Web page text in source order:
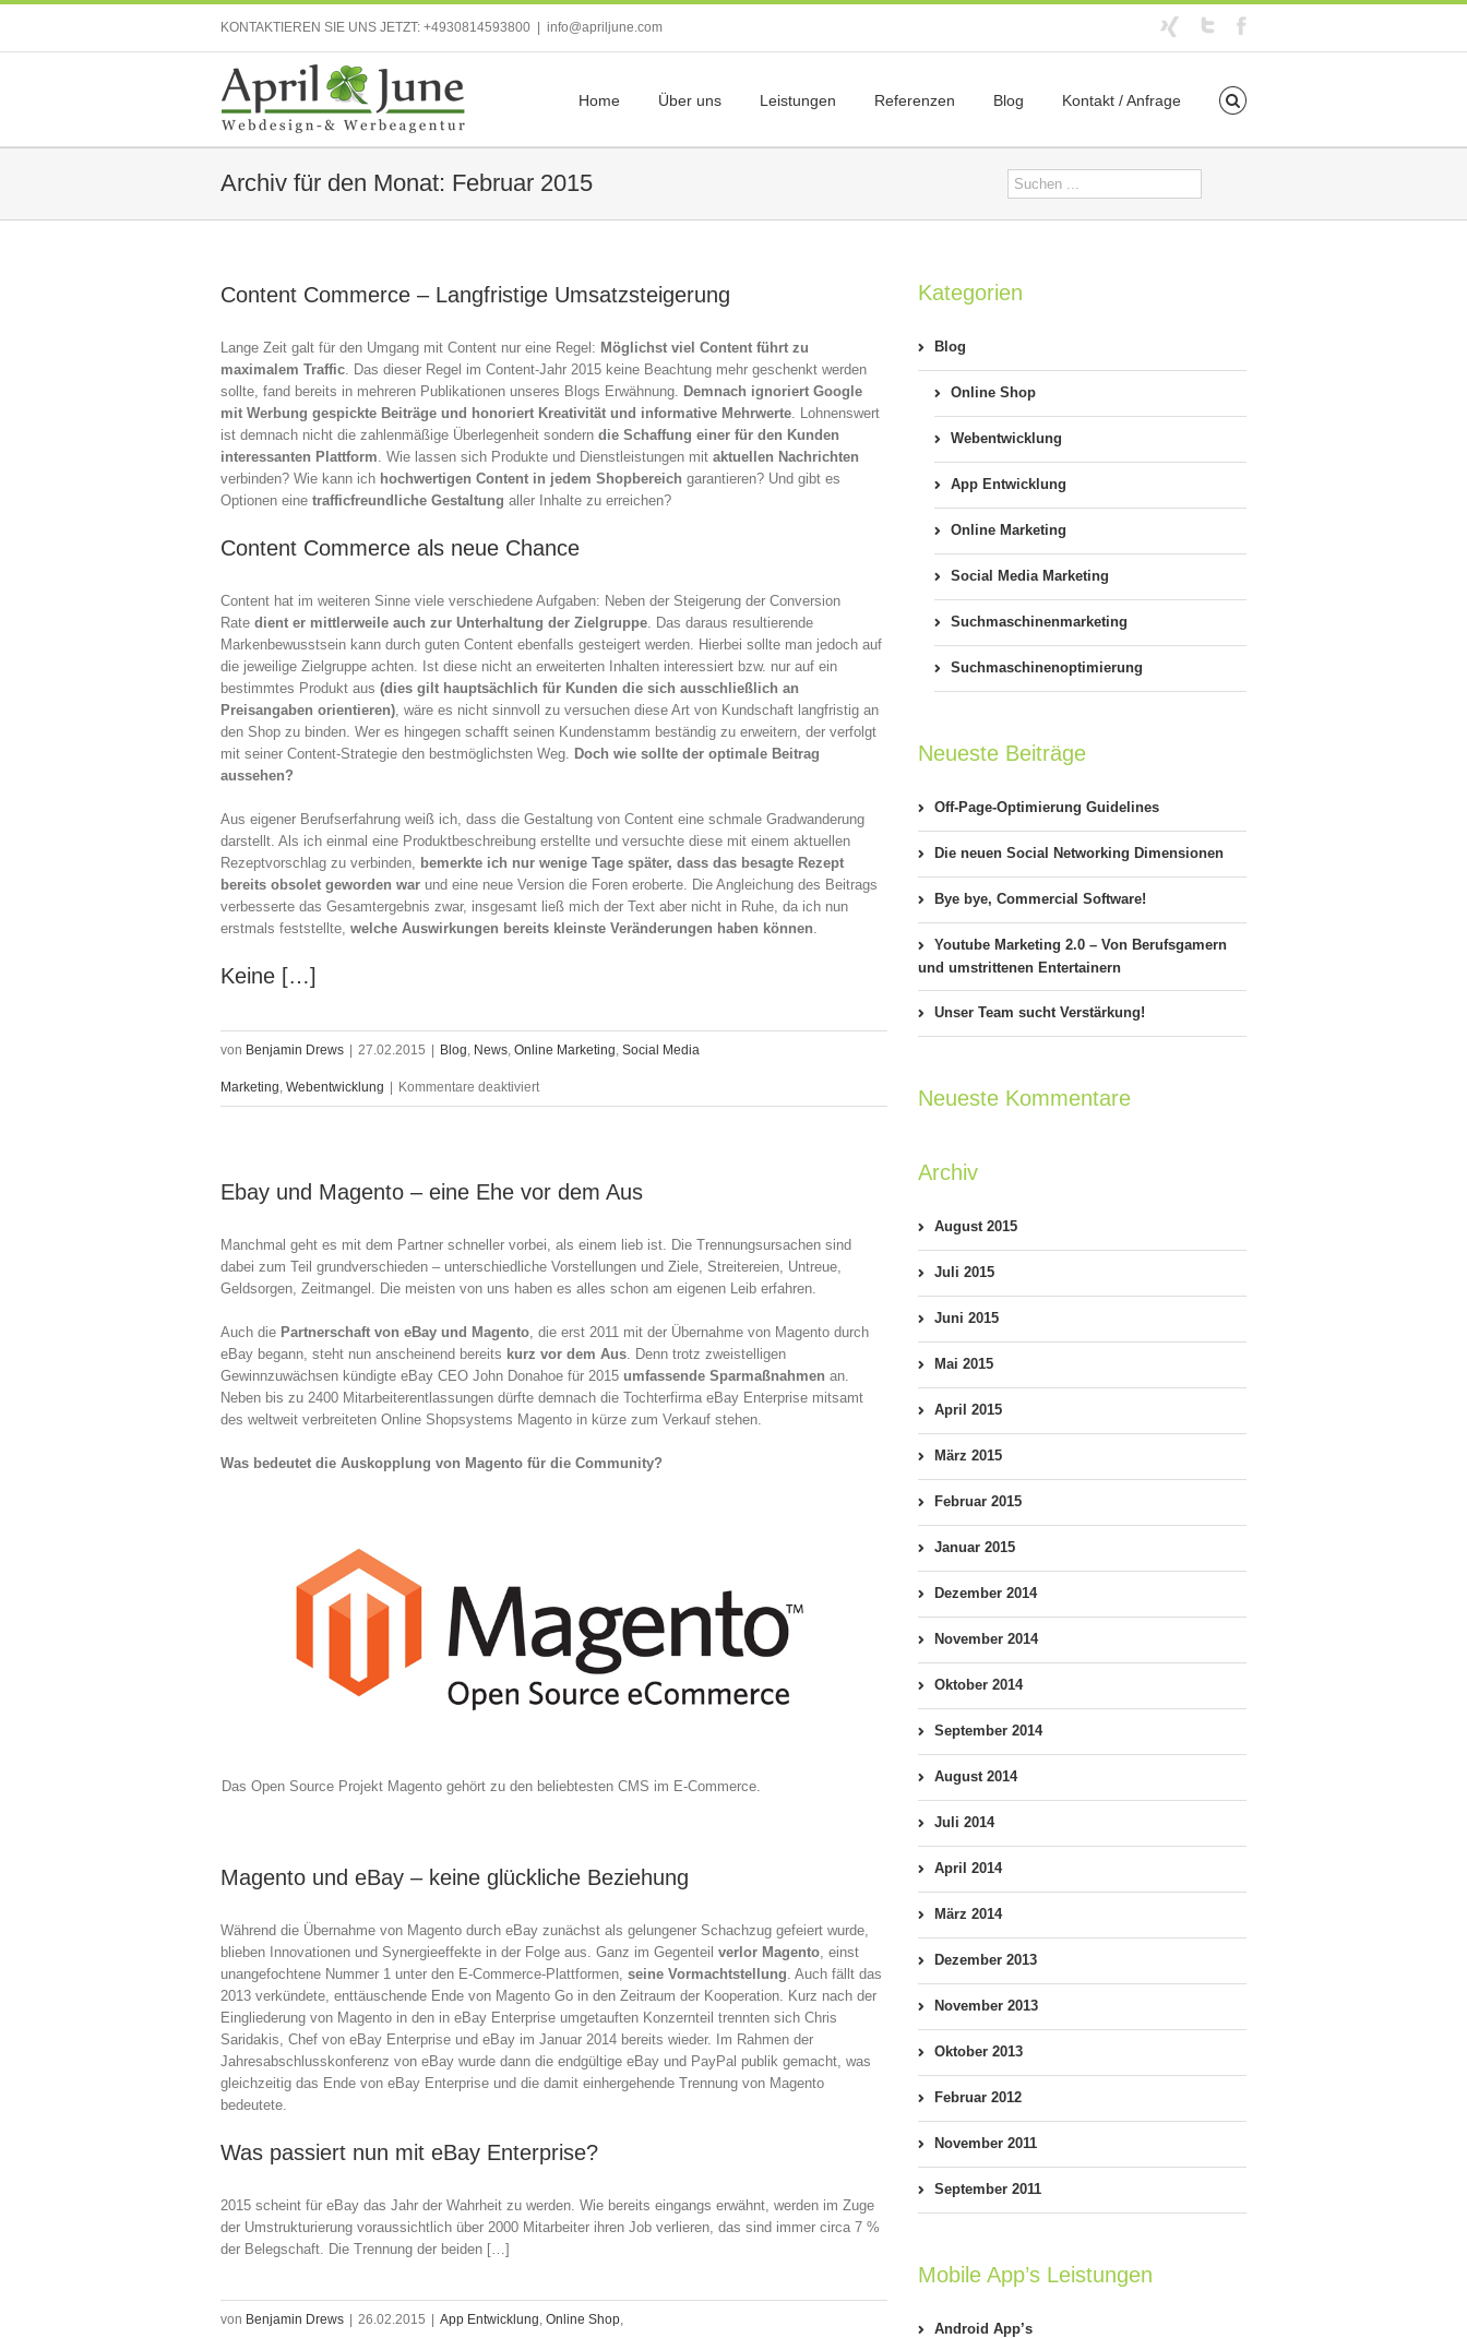
KONTAKTIEREN SIE UNS JETZT: +4930814593800 info@apriljune.com
Home Über uns Leistungen Referenzen Blog Kontakt / Anfrage
Archiv für den Monat: Februar 2015
Content Commerce – Langfristige Umsatzsteigerung
Lange Zeit galt für den Umgang mit Content nur eine Regel: Möglichst viel Content führt zu
maximalem Traffic. Das dieser Regel im Content-Jahr 2015 keine Beachtung mehr geschenkt werden
sollte, fand bereits in mehreren Publikationen unseres Blogs Erwähnung. Demnach ignoriert Google
mit Werbung gespickte Beiträge und honoriert Kreativität und informative Mehrwerte. Lohnenswert
ist demnach nicht die zahlenmäßige Überlegenheit sondern die Schaffung einer für den Kunden
interessanten Plattform. Wie lassen sich Produkte und Dienstleistungen mit aktuellen Nachrichten
verbinden? Wie kann ich hochwertigen Content in jedem Shopbereich garantieren? Und gibt es
Optionen eine trafficfreundliche Gestaltung aller Inhalte zu erreichen?
Content Commerce als neue Chance
Content hat im weiteren Sinne viele verschiedene Aufgaben: Neben der Steigerung der Conversion
Rate dient er mittlerweile auch zur Unterhaltung der Zielgruppe. Das daraus resultierende
Markenbewusstsein kann durch guten Content ebenfalls gesteigert werden. Hierbei sollte man jedoch auf
die jeweilige Zielgruppe achten. Ist diese nicht an erweiterten Inhalten interessiert bzw. nur auf ein
bestimmtes Produkt aus (dies gilt hauptsächlich für Kunden die sich ausschließlich an
Preisangaben orientieren), wäre es nicht sinnvoll zu versuchen diese Art von Kundschaft langfristig an
den Shop zu binden. Wer es hingegen schafft seinen Kundenstamm beständig zu erweitern, der verfolgt
mit seiner Content-Strategie den bestmöglichsten Weg. Doch wie sollte der optimale Beitrag
aussehen?
Aus eigener Berufserfahrung weiß ich, dass die Gestaltung von Content eine schmale Gradwanderung
darstellt. Als ich einmal eine Produktbeschreibung erstellte und versuchte diese mit einem aktuellen
Rezeptvorschlag zu verbinden, bemerkte ich nur wenige Tage später, dass das besagte Rezept
bereits obsolet geworden war und eine neue Version die Foren eroberte. Die Angleichung des Beitrags
verbesserte das Gesamtergebnis zwar, insgesamt ließ mich der Text aber nicht in Ruhe, da ich nun
erstmals feststellte, welche Auswirkungen bereits kleinste Veränderungen haben können.
Keine […]
von Benjamin Drews 27.02.2015 Blog, News, Online Marketing, Social Media
Marketing, Webentwicklung Kommentare deaktiviertfür
–
Umsatzsteigerung
Ebay und Magento – eine Ehe vor dem Aus
Manchmal geht es mit dem Partner schneller vorbei, als einem lieb ist. Die Trennungsursachen sind
dabei zum Teil grundverschieden – unterschiedliche Vorstellungen und Ziele, Streitereien, Untreue,
Geldsorgen, Zeitmangel. Die meisten von uns haben es alles schon am eigenen Leib erfahren.
Auch die Partnerschaft von eBay und Magento, die erst 2011 mit der Übernahme von Magento durch
eBay begann, steht nun anscheinend bereits kurz vor dem Aus. Denn trotz zweistelligen
Gewinnzuwächsen kündigte eBay CEO John Donahoe für 2015 umfassende Sparmaßnahmen an.
Neben bis zu 2400 Mitarbeiterentlassungen dürfte demnach die Tochterfirma eBay Enterprise mitsamt
des weltweit verbreiteten Online Shopsystems Magento in kürze zum Verkauf stehen.
Was bedeutet die Auskopplung von Magento für die Community?
Das Open Source Projekt Magento gehört zu den beliebtesten CMS im E-Commerce.
Magento und eBay – keine glückliche Beziehung
Während die Übernahme von Magento durch eBay zunächst als gelungener Schachzug gefeiert wurde,
blieben Innovationen und Synergieeffekte in der Folge aus. Ganz im Gegenteil verlor Magento , einst
unangefochtene Nummer 1 unter den E-Commerce-Plattformen, seine Vormachtstellung . Auch fällt das
2013 verkündete, enttäuschende Ende von Magento Go in den Zeitraum der Kooperation. Kurz nach der
Eingliederung von Magento in den in eBay Enterprise umgetauften Konzernteil trennten sich Chris
Saridakis, Chef von eBay Enterprise und eBay im Januar 2014 bereits wieder. Im Rahmen der
Jahresabschlusskonferenz von eBay wurde dann die endgültige eBay und PayPal publik gemacht, was
gleichzeitig das Ende von eBay Enterprise und die damit einhergehende Trennung von Magento
bedeutete.
Was passiert nun mit eBay Enterprise?
2015 scheint für eBay das Jahr der Wahrheit zu werden. Wie bereits eingangs erwähnt, werden im Zuge
der Umstrukturierung voraussichtlich über 2000 Mitarbeiter ihren Job verlieren, das sind immer circa 7 %
der Belegschaft. Die Trennung der beiden […]
von Benjamin Drews | 26.02.2015 | App Entwicklung Online Shop
Kategorien
Blog
Online Shop
Webentwicklung
App Entwicklung
Online Marketing
Social Media Marketing
Suchmaschinenmarketing
Suchmaschinenoptimierung
Neueste Beiträge
Off-Page-Optimierung Guidelines
Die neuen Social Networking Dimensionen
Bye bye, Commercial Software!
Youtube Marketing 2.0 – Von Berufsgamern
und umstrittenen Entertainern
Unser Team sucht Verstärkung!
Neueste Kommentare
Archiv
August 2015
Juli 2015
Juni 2015
Mai 2015
April 2015
März 2015
Februar 2015
Januar 2015
Dezember 2014
November 2014
Oktober 2014
September 2014
August 2014
Juli 2014
April 2014
März 2014
Dezember 2013
November 2013
Oktober 2013
Februar 2012
November 2011
September 2011
Mobile App’s Leistungen
Android App’s